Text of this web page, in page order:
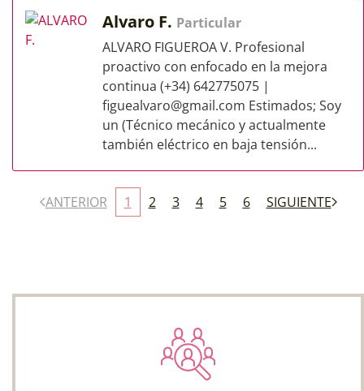
Alvaro F. Particular
ALVARO FIGUEROA V. Profesional
proactivo con enfocado en la mejora
continua (+34) 642775075 |
figuealvaro@gmail.com Estimados; Soy
un (Técnico mecánico y actualmente
también eléctrico en baja tensión...
ANTERIOR 1 2 3 4 5 6 SIGUIENTE